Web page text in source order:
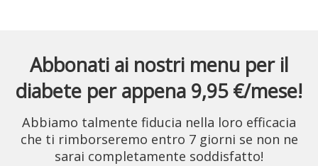
Abbonati ai nostri menu per il
diabete per appena 9,95 €/mese!
Abbiamo talmente fiducia nella loro efficacia
che ti rimborseremo entro 7 giorni se non ne
sarai completamente soddisfatto!